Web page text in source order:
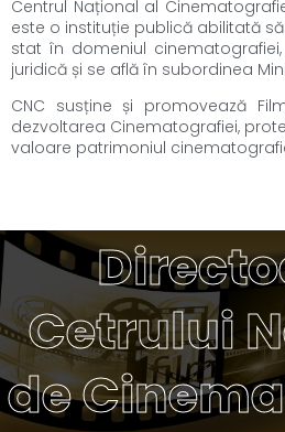
Centrul Național al
este o instituție publică abilitată
stat în domeniul
juridică și se află în subordinea
CNC susține și promovează
dezvoltarea Cinematografiei,
valoare patrimoniul
Cetrului
de